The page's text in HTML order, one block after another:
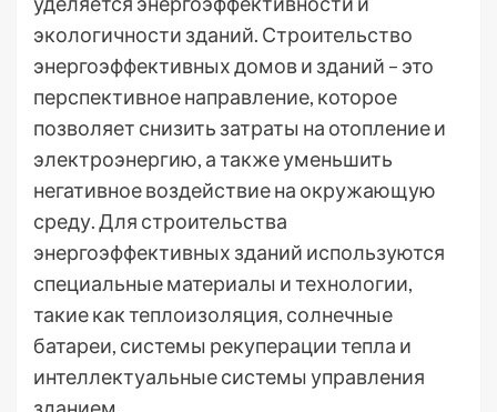
экологичности зданий. Строительство
энергоэффективных домов и зданий – это
перспективное направление, которое
позволяет снизить затраты на отопление и
электроэнергию, а также уменьшить
негативное воздействие на окружающую
среду. Для строительства
энергоэффективных зданий используются
специальные материалы и технологии,
такие как теплоизоляция, солнечные
батареи, системы рекуперации тепла и
интеллектуальные системы управления